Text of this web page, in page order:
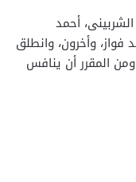
الشربينى، أحمد
وأخرون، وانطلق
المقرر أن ينافس